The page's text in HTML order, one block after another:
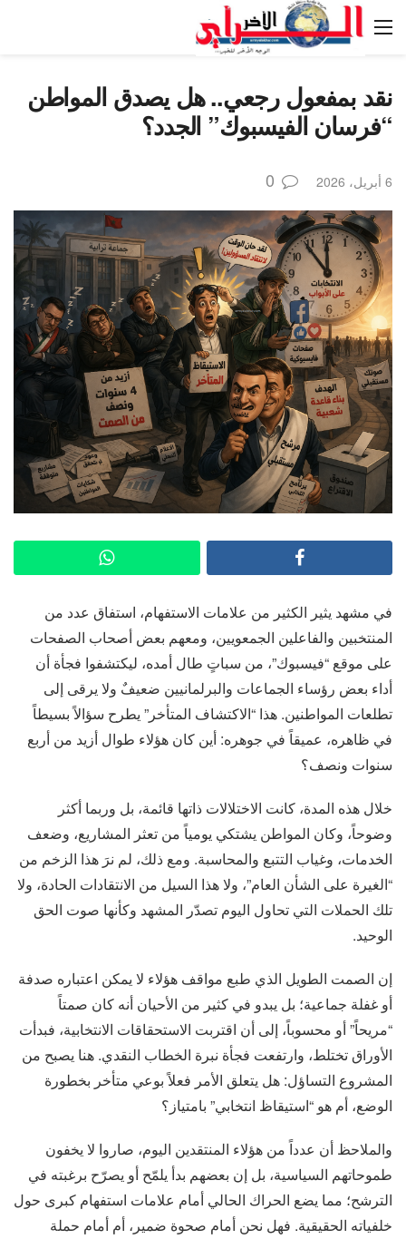
نقد بمفعول رجعي.. هل يصدق المواطن
“فرسان الفيسبوك” الجدد؟
6 أبريل، 2026 0
في مشهد يثير الكثير من علامات الاستفهام، استفاق عدد من
المنتخبين والفاعلين الجمعويين، ومعهم بعض أصحاب الصفحات
على موقع “فيسبوك”، من سباتٍ طال أمده، ليكتشفوا فجأة أن
أداء بعض رؤساء الجماعات والبرلمانيين ضعيفٌ ولا يرقى إلى
تطلعات المواطنين. هذا “الاكتشاف المتأخر” يطرح سؤالاً بسيطاً
في ظاهره، عميقاً في جوهره: أين كان هؤلاء طوال أزيد من أربع
سنوات ونصف؟
خلال هذه المدة، كانت الاختلالات ذاتها قائمة، بل وربما أكثر
وضوحاً، وكان المواطن يشتكي يومياً من تعثر المشاريع، وضعف
الخدمات، وغياب التتبع والمحاسبة. ومع ذلك، لم نرَ هذا الزخم من
“الغيرة على الشأن العام”، ولا هذا السيل من الانتقادات الحادة، ولا
تلك الحملات التي تحاول اليوم تصدّر المشهد وكأنها صوت الحق
الوحيد.
إن الصمت الطويل الذي طبع مواقف هؤلاء لا يمكن اعتباره صدفة
أو غفلة جماعية؛ بل يبدو في كثير من الأحيان أنه كان صمتاً
“مريحاً” أو محسوباً، إلى أن اقتربت الاستحقاقات الانتخابية، فبدأت
الأوراق تختلط، وارتفعت فجأة نبرة الخطاب النقدي. هنا يصبح من
المشروع التساؤل: هل يتعلق الأمر فعلاً بوعي متأخر بخطورة
الوضع، أم هو “استيقاظ انتخابي” بامتياز؟
والملاحظ أن عدداً من هؤلاء المنتقدين اليوم، صاروا لا يخفون
طموحاتهم السياسية، بل إن بعضهم بدأ يلمّح أو يصرّح برغبته في
الترشح؛ مما يضع الحراك الحالي أمام علامات استفهام كبرى حول
خلفياته الحقيقية. فهل نحن أمام صحوة ضمير، أم أمام حملة